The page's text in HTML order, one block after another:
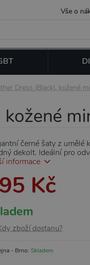
Vše o
Dress (Black), kožené
černé šaty z
dekolt. Ideální pro
informace
Kč
zboží dostanu?
- Brno: Skladem